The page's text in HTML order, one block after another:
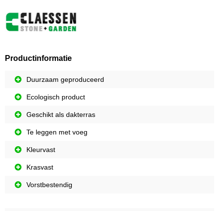
Productinformatie
Duurzaam geproduceerd
Ecologisch product
Geschikt als dakterras
Te leggen met voeg
Kleurvast
Krasvast
Vorstbestendig